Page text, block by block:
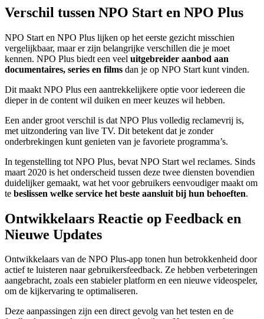
Verschil tussen NPO Start en NPO Plus
NPO Start en NPO Plus lijken op het eerste gezicht misschien
vergelijkbaar, maar er zijn belangrijke verschillen die je moet
kennen. NPO Plus biedt een veel uitgebreider aanbod aan
documentaires, series en films dan je op NPO Start kunt vinden.
Dit maakt NPO Plus een aantrekkelijkere optie voor iedereen die
dieper in de content wil duiken en meer keuzes wil hebben.
Een ander groot verschil is dat NPO Plus volledig reclamevrij is,
met uitzondering van live TV. Dit betekent dat je zonder
onderbrekingen kunt genieten van je favoriete programma’s.
In tegenstelling tot NPO Plus, bevat NPO Start wel reclames. Sinds
maart 2020 is het onderscheid tussen deze twee diensten bovendien
duidelijker gemaakt, wat het voor gebruikers eenvoudiger maakt om
te beslissen welke service het beste aansluit bij hun behoeften.
Ontwikkelaars Reactie op Feedback en
Nieuwe Updates
Ontwikkelaars van de NPO Plus-app tonen hun betrokkenheid door
actief te luisteren naar gebruikersfeedback. Ze hebben verbeteringen
aangebracht, zoals een stabieler platform en een nieuwe videospeler,
om de kijkervaring te optimaliseren.
Deze aanpassingen zijn een direct gevolg van het testen en de